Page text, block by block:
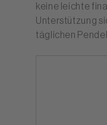
keine leichte
Unterstützung
täglichen